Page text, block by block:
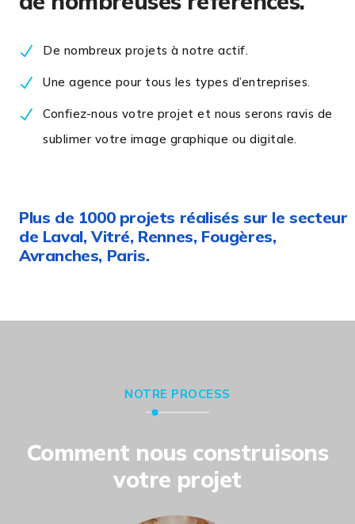
De nombreux projets à notre actif.
Une agence pour tous les types d’entreprises.
Confiez-nous votre projet et nous serons ravis de
sublimer votre image graphique ou digitale.
Plus de 1000 projets réalisés sur le secteur
de Laval, Vitré, Rennes, Fougères,
Avranches, Paris.
NOTRE PROCESS
Comment nous construisons
votre projet